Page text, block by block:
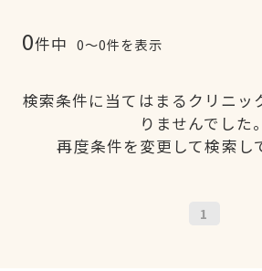
0件中 0〜0件を表示
検索条件に当てはまるクリニッ
りませんでした。
再度条件を変更して検索し
1